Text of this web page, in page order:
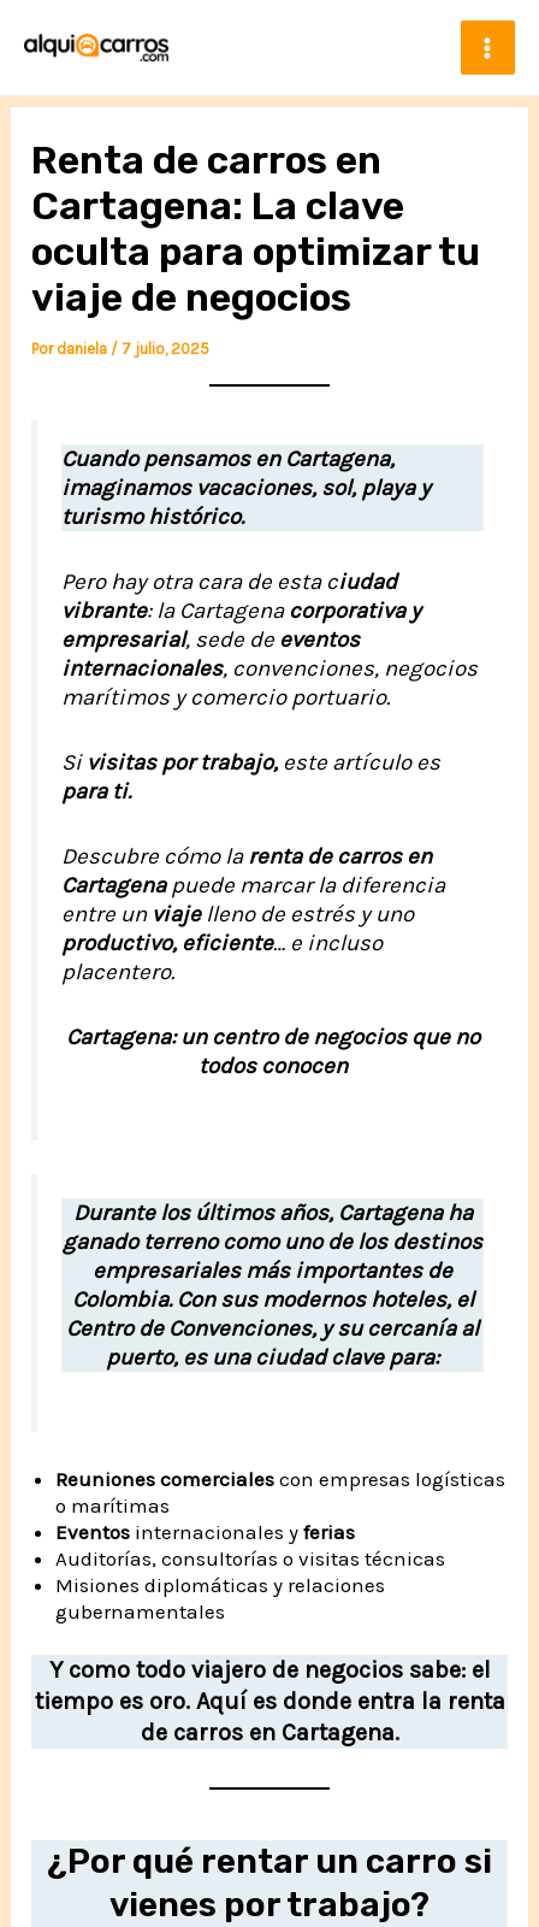
contenido
Renta de carros en
Cartagena: La clave
oculta para optimizar tu
viaje de negocios
Por daniela / 7 julio, 2025
Cuando pensamos en Cartagena,
imaginamos vacaciones, sol, playa y
turismo histórico.
Pero hay otra cara de esta ciudad
vibrante: la Cartagena corporativa y
empresarial, sede de eventos
internacionales, convenciones, negocios
marítimos y comercio portuario.
Si visitas por trabajo, este artículo es
para ti.
Descubre cómo larenta de carros en
Cartagenapuede marcar la diferencia
entre un viajelleno de estrés y uno
productivo, eficiente… e incluso
placentero.
Cartagena: un centro de negocios que no
todos conocen
Durante los últimos años, Cartagena ha
ganado terreno como uno de los destinos
empresariales más importantes de
Colombia. Con sus modernos hoteles, el
Centro de Convenciones, y su cercanía al
puerto, es una ciudad clave para:
Reuniones comerciales con empresas logísticas
o marítimas
Eventos internacionales yferias
Auditorías, consultorías o visitas técnicas
Misiones diplomáticas y relaciones
gubernamentales
Y como todo viajero de negocios sabe: el
tiempo es oro. Aquí es donde entra la renta
de carros en Cartagena.
¿Por qué rentar un carro si
vienes por trabajo?